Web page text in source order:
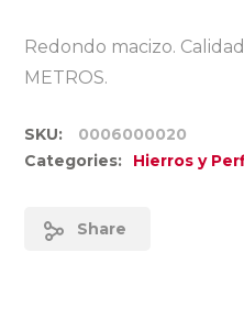
Redondo macizo.
METROS.
SKU:
0006000020
Categories:
Hierros y
Share